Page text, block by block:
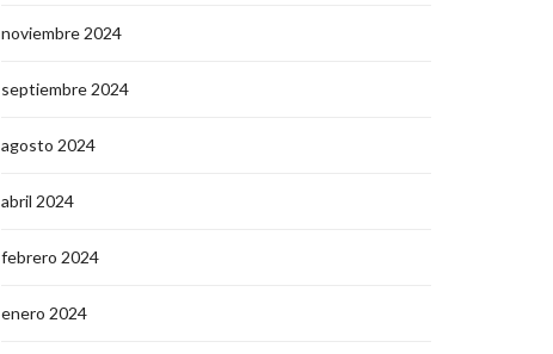
noviembre 2024
septiembre 2024
agosto 2024
abril 2024
febrero 2024
enero 2024